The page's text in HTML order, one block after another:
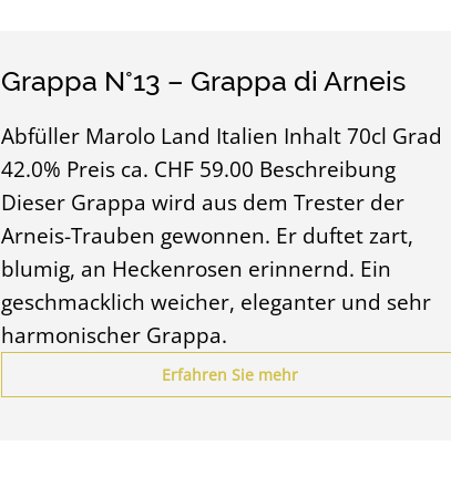
Grappa N°13 – Grappa di Arneis
Abfüller Marolo Land Italien Inhalt 70cl Grad
42.0% Preis ca. CHF 59.00 Beschreibung
Dieser Grappa wird aus dem Trester der
Arneis-Trauben gewonnen. Er duftet zart,
blumig, an Heckenrosen erinnernd. Ein
geschmacklich weicher, eleganter und sehr
harmonischer Grappa.
Erfahren Sie mehr